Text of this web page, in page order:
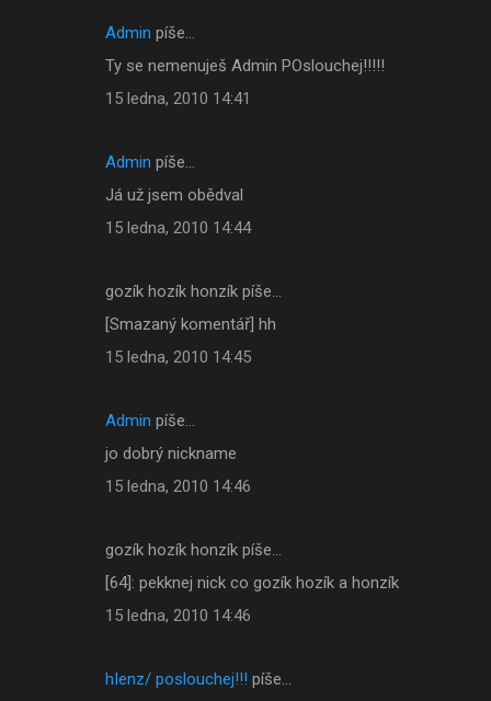
Admin píše…
Ty se nemenuješ Admin POslouchej!!!!!
15 ledna, 2010 14:41
Admin píše…
Já už jsem obědval
15 ledna, 2010 14:44
gozík hozík honzík píše…
[Smazaný komentář] hh
15 ledna, 2010 14:45
Admin píše…
jo dobrý nickname
15 ledna, 2010 14:46
gozík hozík honzík píše…
[64]: pekknej nick co gozík hozík a honzík
15 ledna, 2010 14:46
hIenz/ poslouchej!!! píše…